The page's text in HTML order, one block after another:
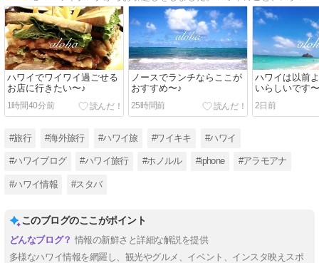
ハワイでワイワイ過ごせる
お店に行きたい〜♪
1時間40分前
ノースでランチならここが
おすすめ〜♪
25時間前
ハワイは以前
いらしいです〜
2日前
#旅行 #海外旅行 #ハワイ旅 #ワイキキ #ハワイ
#ハワイブログ #ハワイ旅行 #ホノルル #iphone #アラモアナ
#ハワイ情報 #スタバ
このブログのここがポイント
情報の新鮮さと詳細な解説を提供
多様なハワイ情報を網羅し、観光やグルメ、イベント、インスタ映えスポ